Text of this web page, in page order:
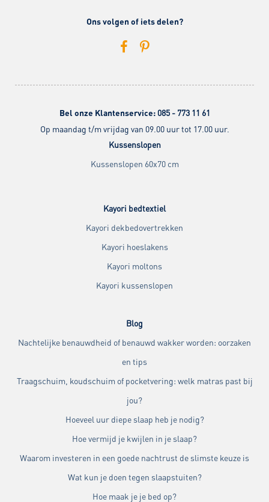
Ons volgen of iets delen?
Bel onze Klantenservice: 085 - 773 11 61
Op maandag t/m vrijdag van 09.00 uur tot 17.00 uur.
Kussenslopen
Kussenslopen 60x70 cm
Kayori bedtextiel
Kayori dekbedovertrekken
Kayori hoeslakens
Kayori moltons
Kayori kussenslopen
Blog
Nachtelijke benauwdheid of benauwd wakker worden: oorzaken
en tips
Traagschuim, koudschuim of pocketvering: welk matras past bij
jou?
Hoeveel uur diepe slaap heb je nodig?
Hoe vermijd je kwijlen in je slaap?
Waarom investeren in een goede nachtrust de slimste keuze is
Wat kun je doen tegen slaapstuiten?
Hoe maak je je bed op?